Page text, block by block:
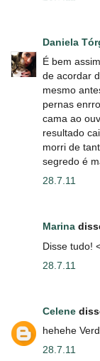
Daniela
É bem
de acordar
mesmo
pernas
cama ao
resultado
morri de
segredo é
28.7.11
Marina
Disse tudo!
28.7.11
Celene
hehehe
28.7.11